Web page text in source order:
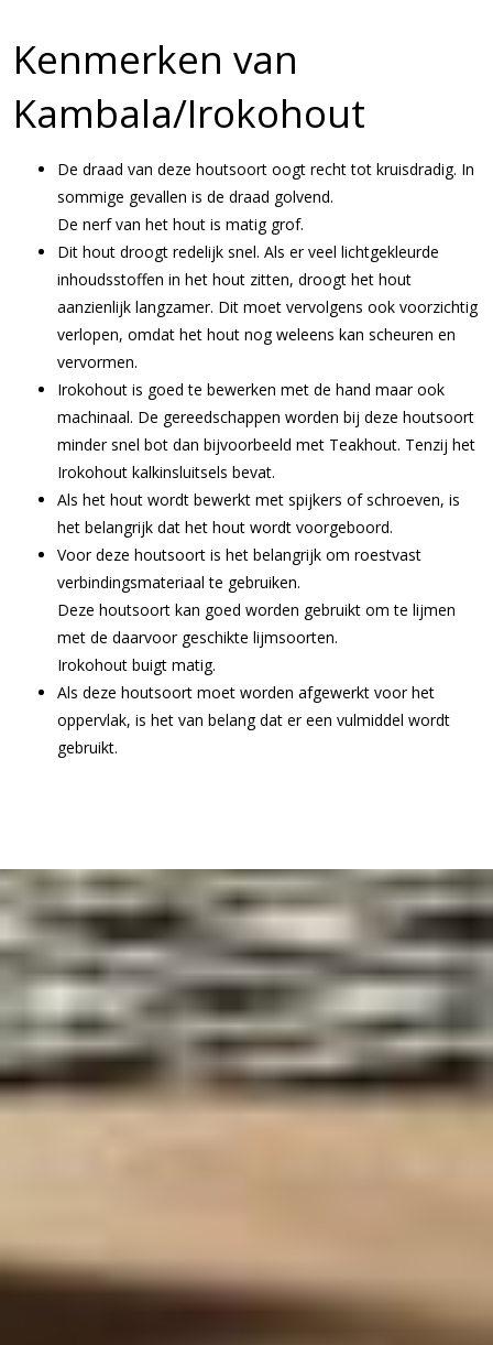
Kenmerken van
Kambala/Irokohout
De draad van deze houtsoort oogt recht tot kruisdradig. In
sommige gevallen is de draad golvend.
De nerf van het hout is matig grof.
Dit hout droogt redelijk snel. Als er veel lichtgekleurde
inhoudsstoffen in het hout zitten, droogt het hout
aanzienlijk langzamer. Dit moet vervolgens ook voorzichtig
verlopen, omdat het hout nog weleens kan scheuren en
vervormen.
Irokohout is goed te bewerken met de hand maar ook
machinaal. De gereedschappen worden bij deze houtsoort
minder snel bot dan bijvoorbeeld met Teakhout. Tenzij het
Irokohout kalkinsluitsels bevat.
Als het hout wordt bewerkt met spijkers of schroeven, is
het belangrijk dat het hout wordt voorgeboord.
Voor deze houtsoort is het belangrijk om roestvast
verbindingsmateriaal te gebruiken.
Deze houtsoort kan goed worden gebruikt om te lijmen
met de daarvoor geschikte lijmsoorten.
Irokohout buigt matig.
Als deze houtsoort moet worden afgewerkt voor het
oppervlak, is het van belang dat er een vulmiddel wordt
gebruikt.